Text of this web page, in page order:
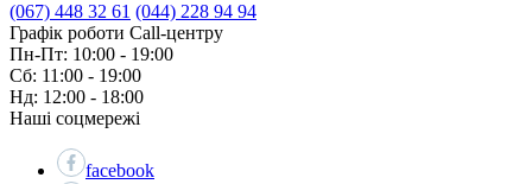
(067) 448 32 61 (044) 228 94 94
Графік роботи Call-центру
Пн-Пт: 10:00 - 19:00
Сб: 11:00 - 19:00
Нд: 12:00 - 18:00
Наші соцмережі
facebook